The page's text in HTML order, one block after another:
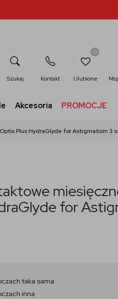
Szukaj Kontakt
0
Ulubione
Akcesoria PROMOCJE
Plus HydraGlyde for Astigmatism 3
for
taka sama
inna